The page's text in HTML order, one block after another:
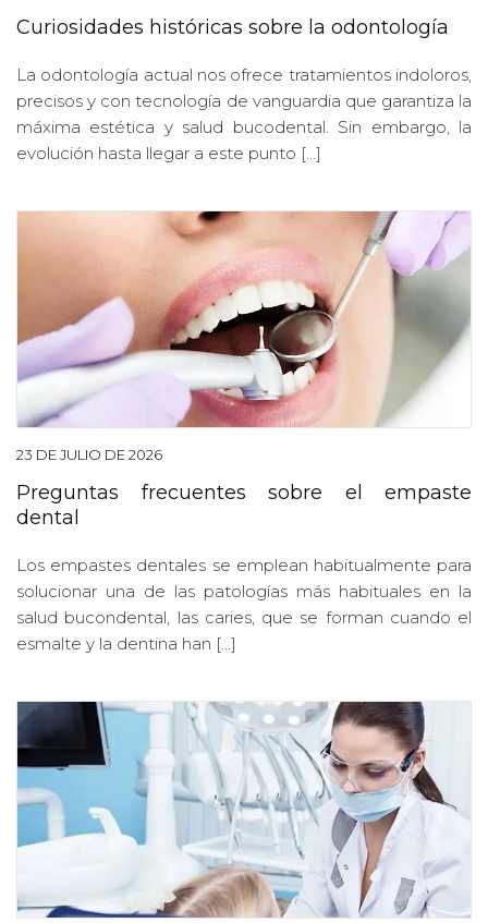
Curiosidades históricas sobre la odontología
La odontología actual nos ofrece tratamientos indoloros,
precisos y con tecnología de vanguardia que garantiza la
máxima estética y salud bucodental. Sin embargo, la
evolución hasta llegar a este punto […]
23 DE JULIO DE 2026
Preguntas frecuentes sobre el empaste
dental
Los empastes dentales se emplean habitualmente para
solucionar una de las patologías más habituales en la
salud bucondental, las caries, que se forman cuando el
esmalte y la dentina han […]